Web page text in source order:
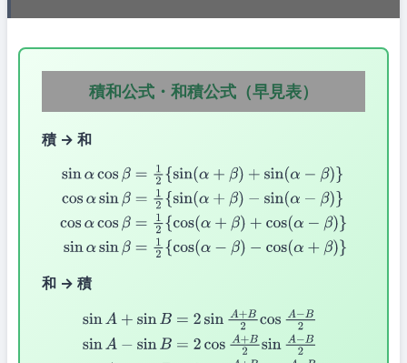
積和公式・和積公式（早見表）
積 → 和
αcosβ=12 {sin( α+β )+sin(α −β )}cos αsinβ= 12 {sin (
sin(α−β)}cosα cosβ=12{cos(α +β +cos(α− β)} sin α
−cos(α +β )}
和 → 積
sinB=2 sin A+B2cos A −B2 sinA−sinB =2cos